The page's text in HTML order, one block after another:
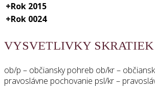
+Rok 2015
+Rok 0024
VYSVETLIVKY SKRATIEK
ob/p – občiansky pohreb ob/kr –
pravoslávne pochovanie psl/kr –